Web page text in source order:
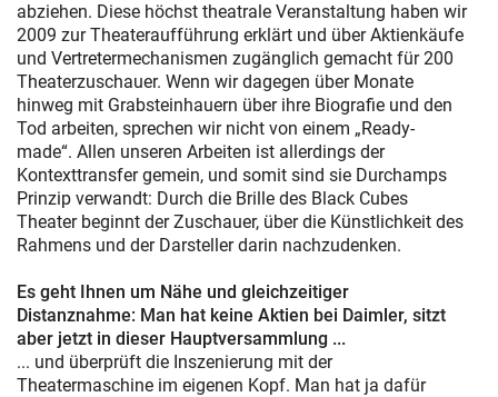
abziehen. Diese höchst theatrale Veranstaltung haben wir
2009 zur Theateraufführung erklärt und über Aktienkäufe
und Vertretermechanismen zugänglich gemacht für 200
Theaterzuschauer. Wenn wir dagegen über Monate
hinweg mit Grabsteinhauern über ihre Biografie und den
Tod arbeiten, sprechen wir nicht von einem „Ready-
made“. Allen unseren Arbeiten ist allerdings der
Kontexttransfer gemein, und somit sind sie Durchamps
Prinzip verwandt: Durch die Brille des Black Cubes
Theater beginnt der Zuschauer, über die Künstlichkeit des
Rahmens und der Darsteller darin nachzudenken.
Es geht Ihnen um Nähe und gleichzeitiger
Distanznahme: Man hat keine Aktien bei Daimler, sitzt
aber jetzt in dieser Hauptversammlung ...
... und überprüft die Inszenierung mit der
Theatermaschine im eigenen Kopf. Man hat ja dafür